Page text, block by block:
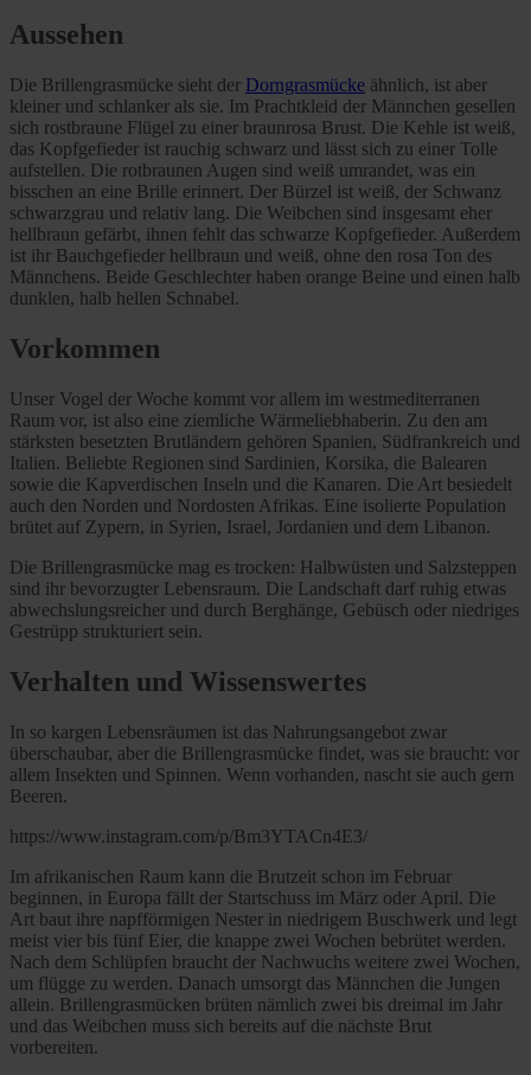
Aussehen
Die Brillengrasmücke sieht der Dorngrasmücke ähnlich, ist aber
kleiner und schlanker als sie. Im Prachtkleid der Männchen gesellen
sich rostbraune Flügel zu einer braunrosa Brust. Die Kehle ist weiß,
das Kopfgefieder ist rauchig schwarz und lässt sich zu einer Tolle
aufstellen. Die rotbraunen Augen sind weiß umrandet, was ein
bisschen an eine Brille erinnert. Der Bürzel ist weiß, der Schwanz
schwarzgrau und relativ lang. Die Weibchen sind insgesamt eher
hellbraun gefärbt, ihnen fehlt das schwarze Kopfgefieder. Außerdem
ist ihr Bauchgefieder hellbraun und weiß, ohne den rosa Ton des
Männchens. Beide Geschlechter haben orange Beine und einen halb
dunklen, halb hellen Schnabel.
Vorkommen
Unser Vogel der Woche kommt vor allem im westmediterranen
Raum vor, ist also eine ziemliche Wärmeliebhaberin. Zu den am
stärksten besetzten Brutländern gehören Spanien, Südfrankreich und
Italien. Beliebte Regionen sind Sardinien, Korsika, die Balearen
sowie die Kapverdischen Inseln und die Kanaren. Die Art besiedelt
auch den Norden und Nordosten Afrikas. Eine isolierte Population
brütet auf Zypern, in Syrien, Israel, Jordanien und dem Libanon.
Die Brillengrasmücke mag es trocken: Halbwüsten und Salzsteppen
sind ihr bevorzugter Lebensraum. Die Landschaft darf ruhig etwas
abwechslungsreicher und durch Berghänge, Gebüsch oder niedriges
Gestrüpp strukturiert sein.
Verhalten und Wissenswertes
In so kargen Lebensräumen ist das Nahrungsangebot zwar
überschaubar, aber die Brillengrasmücke findet, was sie braucht: vor
allem Insekten und Spinnen. Wenn vorhanden, nascht sie auch gern
Beeren.
https://www.instagram.com/p/Bm3YTACn4E3/
Im afrikanischen Raum kann die Brutzeit schon im Februar
beginnen, in Europa fällt der Startschuss im März oder April. Die
Art baut ihre napfförmigen Nester in niedrigem Buschwerk und legt
meist vier bis fünf Eier, die knappe zwei Wochen bebrütet werden.
Nach dem Schlüpfen braucht der Nachwuchs weitere zwei Wochen,
um flügge zu werden. Danach umsorgt das Männchen die Jungen
allein. Brillengrasmücken brüten nämlich zwei bis dreimal im Jahr
und das Weibchen muss sich bereits auf die nächste Brut
vorbereiten.